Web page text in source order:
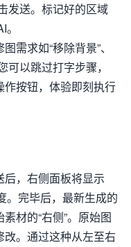
发送。标记好的区域
需求如“移除背景”、
可以跳过打字步骤，
按钮，体验即刻执行
后，右侧面板将显示
。完毕后，最新生成的
材的“右侧”。原始图
。通过这种从左至右